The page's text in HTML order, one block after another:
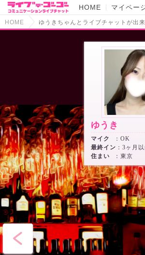
HOME マイペー
HOME ゆうきちゃんとライブチャットが出
ゆうき
マイク
：OK
最終イン ：3ヶ月
住まい
：東京